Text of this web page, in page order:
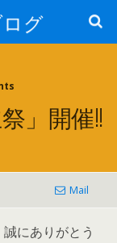
ログ
」開催!!
Mail
にありがとう